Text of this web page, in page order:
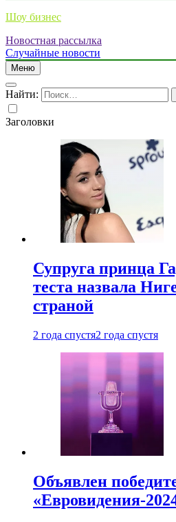
Шоу бизнес
Новостная рассылка
Случайные новости
Меню
Найти:
Заголовки
Супруга принца
теста назвала
страной
2 года спустя2 года спустя
Объявлен
«Евровидения-